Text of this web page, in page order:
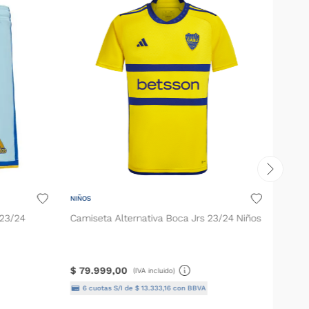
24
NIÑOS
Camiseta Alternativa Boca Jrs 23/24 Niños
$ 79.999,00 (IVA incluido)
6cuotas S/I de $ 13.333,16con BBVA